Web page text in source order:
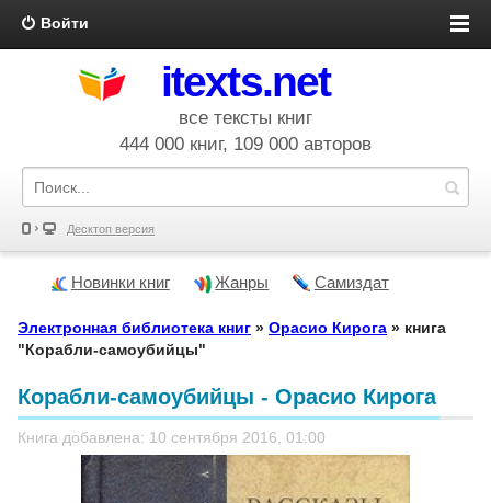
Войти
itexts.net
все тексты книг
444 000 книг, 109 000 авторов
Десктоп версия
Новинки книг Жанры Самиздат
Электронная библиотека книг » Орасио Кирога » книга
"Корабли-самоубийцы"
Корабли-самоубийцы - Орасио Кирога
Книга добавлена: 10 сентября 2016, 01:00